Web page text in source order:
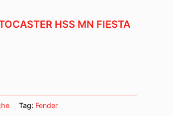
HSS MN FIESTA
Tag: Fender